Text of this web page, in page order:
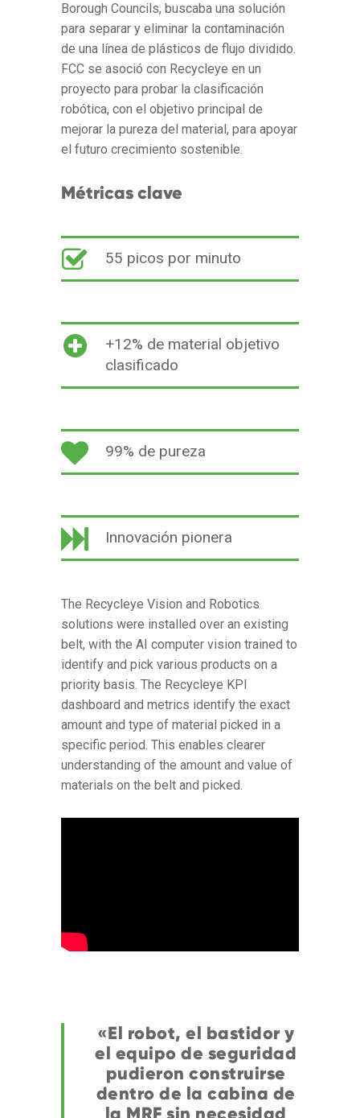
Borough Councils, buscaba una solución
para separar y eliminar la contaminación
de una línea de plásticos de flujo dividido.
FCC se asoció con Recycleye en un
proyecto para probar la clasificación
robótica, con el objetivo principal de
mejorar la pureza del material, para apoyar
el futuro crecimiento sostenible.
Métricas clave
55 picos por minuto
+12% de material objetivo
clasificado
99% de pureza
Innovación pionera
The Recycleye Vision and Robotics
solutions were installed over an existing
belt, with the AI computer vision trained to
identify and pick various products on a
priority basis. The Recycleye KPI
dashboard and metrics identify the exact
amount and type of material picked in a
specific period. This enables clearer
understanding of the amount and value of
materials on the belt and picked.
«El robot, el bastidor y
el equipo de seguridad
pudieron construirse
dentro de la cabina de
la MRF sin necesidad